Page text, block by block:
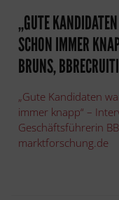
„GUTE
SCHON IMMER
BRUNS,
„Gute Kandidaten
immer knapp“ –
Geschäftsführerin
marktforschung.de